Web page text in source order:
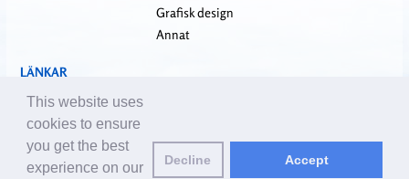
Grafisk design
Annat
LÄNKAR
falundafa.org
faluninfo.net
minghui.org
pureinsight.org
This website uses
cookies to ensure
you get the best
experience on our
Decline Accept